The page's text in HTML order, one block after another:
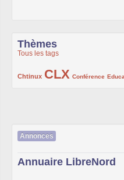
Thèmes
Tous les tags
Chtinux
222/1002CLX
1002/1002 Conférence
132/1002
119/1002
168/1002
Annonces
Annuaire LibreNord